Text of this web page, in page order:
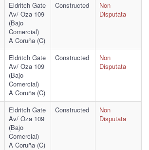
Eldritch Gate
Av/ Oza 109
(Bajo
Comercial)
A Coruña (C)
Constructed
Non
Disputata
Eldritch Gate
Av/ Oza 109
(Bajo
Comercial)
A Coruña (C)
Constructed
Non
Disputata
Eldritch Gate
Av/ Oza 109
(Bajo
Comercial)
A Coruña (C)
Constructed
Non
Disputata